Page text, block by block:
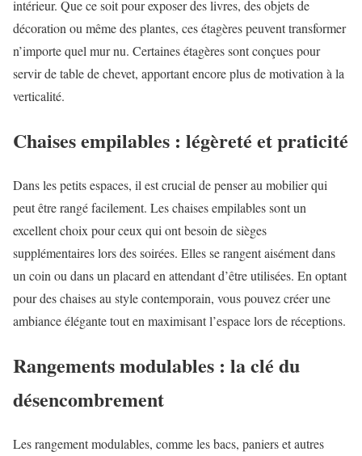
intérieur. Que ce soit pour exposer des livres, des objets de
décoration ou même des plantes, ces étagères peuvent transformer
n’importe quel mur nu. Certaines étagères sont conçues pour
servir de table de chevet, apportant encore plus de motivation à la
verticalité.
Chaises empilables : légèreté et praticité
Dans les petits espaces, il est crucial de penser au mobilier qui
peut être rangé facilement. Les chaises empilables sont un
excellent choix pour ceux qui ont besoin de sièges
supplémentaires lors des soirées. Elles se rangent aisément dans
un coin ou dans un placard en attendant d’être utilisées. En optant
pour des chaises au style contemporain, vous pouvez créer une
ambiance élégante tout en maximisant l’espace lors de réceptions.
Rangements modulables : la clé du
désencombrement
Les rangement modulables, comme les bacs, paniers et autres